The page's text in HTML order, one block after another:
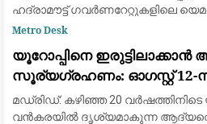
ഹദ്രാമൗട്ട് ഗവർണറേറ്റുകളിലെ
എമർജൻസി ഫോഴ്‌സ് ക്യാമ്പുകൾക്ക്
വലിയ ആക്രമണമാണിത്
Metro Desk
യൂറോപ്പിനെ
സൂര്യഗ്രഹണം: ഓഗസ്റ്റ് 12-
പ്രകൃതിയുടെ വിസ്മയക്കാഴ്ച
മഡ്രിഡ്: കഴിഞ്ഞ 20
വൻകരയിൽ ദൃശ്യമാകുന്ന